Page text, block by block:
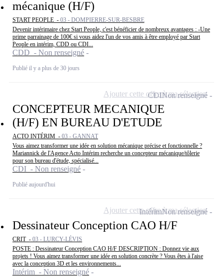
mécanique (H/F)
START PEOPLE - 03 - DOMPIERRE-SUR-BESBRE
Devenir intérimaire chez Start People, c'est bénéficier de nombreux avantages : -Une
prime parrainage de 100€ si vous aidez l'un de vos amis à être employé par Start
People en intérim, CDD ou CDI...
CDD - Non renseigné
Publié il y a plus de 30 jours
CONCEPTEUR MECANIQUE
(H/F) EN BUREAU D'ETUDE
ACTO INTÉRIM - 03 - GANNAT
Vous aimez transformer une idée en solution mécanique précise et fonctionnelle ?
Mariannick de l'Agence Acto Intérim recherche un concepteur mécanique/tôlerie
pour son bureau d'étude, spécialisé...
CDI - Non renseigné
Publié aujourd'hui
CDINon renseigné
Ajouter cette offre à ma sélection
Dessinateur Conception CAO H/F
CRIT - 03 - LURCY-LÉVIS
POSTE : Dessinateur Conception CAO H/F DESCRIPTION : Donnez vie aux
projets ! Vous aimez transformer une idée en solution concrète ? Vous êtes à l'aise
avec la conception 3D et les environnements...
Intérim - Non renseigné
IntérimNon renseigné
Ajouter cette offre à ma sélection